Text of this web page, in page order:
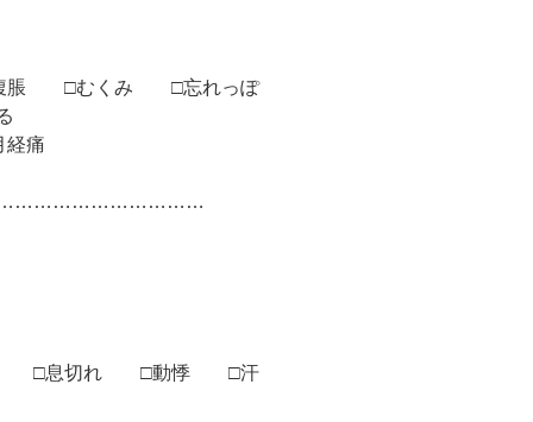
脹 □むくみ □忘れっぽ
痛
み □息切れ □動悸 □汗